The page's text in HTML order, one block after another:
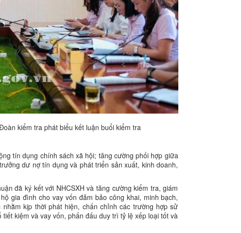
kiểm tra phát biểu kết luận buổi kiểm tra
tín dụng chính sách xã hội; tăng cường phối hợp giữa
dư nợ tín dụng và phát triển sản xuất, kinh doanh,
đã ký kết với NHCSXH và tăng cường kiểm tra, giám
gia đình cho vay vốn đảm bảo công khai, minh bạch,
kịp thời phát hiện, chấn chỉnh các trường hợp sử
kiệm và vay vốn, phấn đấu duy trì tỷ lệ xếp loại tốt và